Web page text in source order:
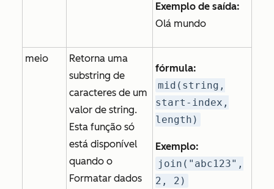
Exemplo de saída:
Olá mundo
meio
Retorna uma
substring de
caracteres de um
valor de string.
Esta função só
está disponível
quando o
Formatar dados
fórmula:
mid(string,
start-index,
length)
Exemplo:
join("abc123",
2, 2)